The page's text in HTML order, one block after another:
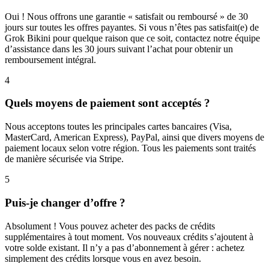
Oui ! Nous offrons une garantie « satisfait ou remboursé » de 30
jours sur toutes les offres payantes. Si vous n’êtes pas satisfait(e) de
Grok Bikini pour quelque raison que ce soit, contactez notre équipe
d’assistance dans les 30 jours suivant l’achat pour obtenir un
remboursement intégral.
4
Quels moyens de paiement sont acceptés ?
Nous acceptons toutes les principales cartes bancaires (Visa,
MasterCard, American Express), PayPal, ainsi que divers moyens de
paiement locaux selon votre région. Tous les paiements sont traités
de manière sécurisée via Stripe.
5
Puis-je changer d’offre ?
Absolument ! Vous pouvez acheter des packs de crédits
supplémentaires à tout moment. Vos nouveaux crédits s’ajoutent à
votre solde existant. Il n’y a pas d’abonnement à gérer : achetez
simplement des crédits lorsque vous en avez besoin.